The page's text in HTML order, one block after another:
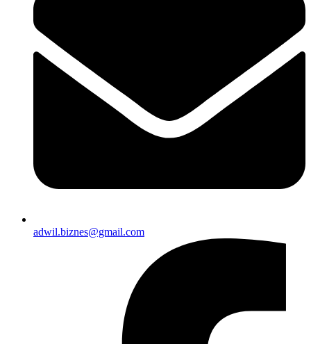
adwil.biznes@gmail.com